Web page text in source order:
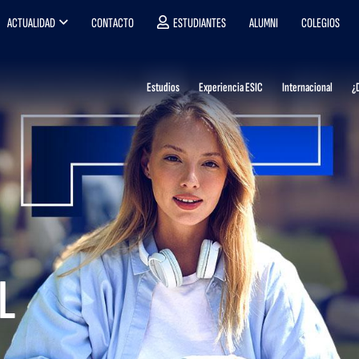
ACTUALIDAD CONTACTO ESTUDIANTES ALUMNI COLEGIOS
Estudios Experiencia ESIC Internacional